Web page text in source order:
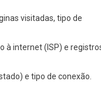
visitadas, tipo de
à internet (ISP) e
e tipo de conexão.